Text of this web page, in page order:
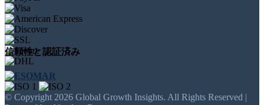
信頼性と認証済み
© Copyright 2026 Global Growth Insights. All Rights Reserved |